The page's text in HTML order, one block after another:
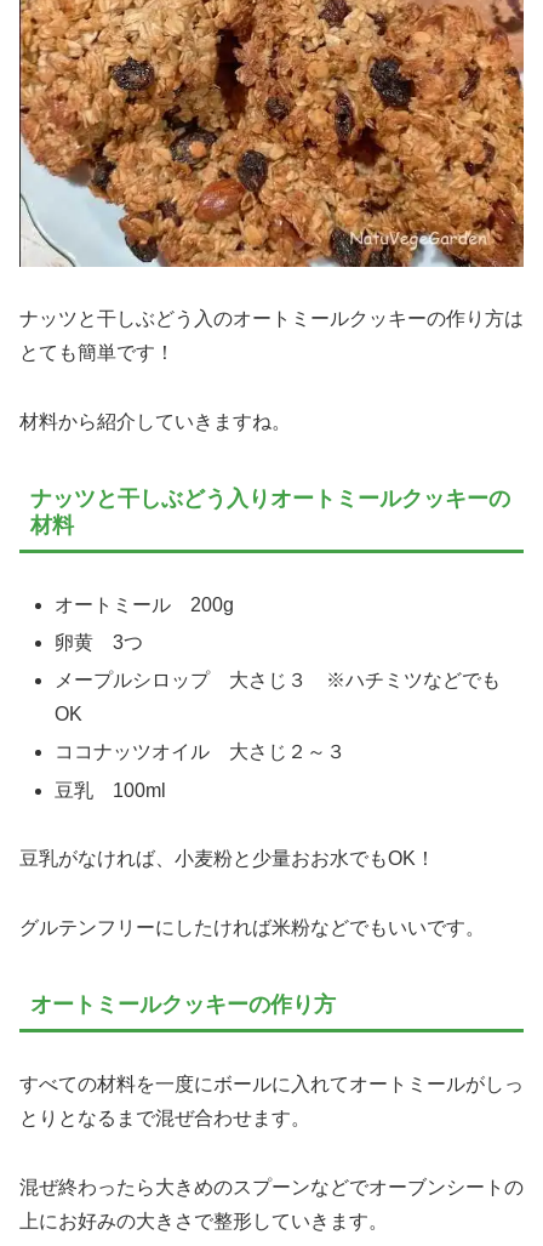
ナッツと干しぶどう入のオートミールクッキーの作り方は
とても簡単です！
材料から紹介していきますね。
ナッツと干しぶどう入りオートミールクッキーの
材料
オートミール 200g
卵黄 3つ
メープルシロップ 大さじ３ ※ハチミツなどでも
OK
ココナッツオイル 大さじ２～３
豆乳 100ml
豆乳がなければ、小麦粉と少量おお水でもOK！
グルテンフリーにしたければ米粉などでもいいです。
オートミールクッキーの作り方
すべての材料を一度にボールに入れてオートミールがしっ
とりとなるまで混ぜ合わせます。
混ぜ終わったら大きめのスプーンなどでオーブンシートの
上にお好みの大きさで整形していきます。